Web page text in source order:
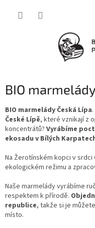
BIO
BIO marmelády Česká Lípa
České Lípě, které vznikají z
koncentrátů? Vyrábíme
ekosadu v Bílých
Na Žerotínském kopci v srdci
ekologickém režimu a
Naše marmelády vyrábíme
respektem k přírodě.
republice, takže si je
místo.